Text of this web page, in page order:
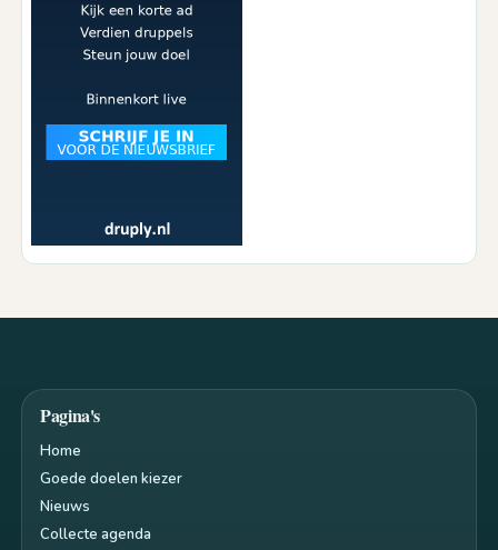
Pagina's
Home
Goede doelen kiezer
Nieuws
Collecte agenda